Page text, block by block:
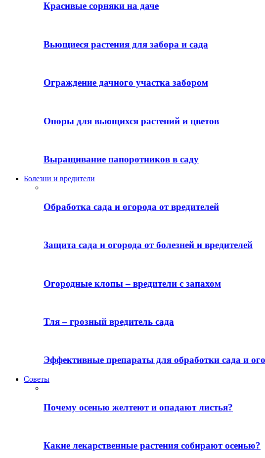
Красивые сорняки на даче
Вьющиеся растения для забора и сада
Ограждение дачного участка забором
Опоры для вьющихся растений и цветов
Выращивание папоротников в саду
Болезни и вредители
Обработка сада и огорода от вредителей
Защита сада и огорода от болезней и вредителей
Огородные клопы – вредители с запахом
Тля – грозный вредитель сада
Эффективные препараты для обработки сада и
Советы
Почему осенью желтеют и опадают листья?
Какие лекарственные растения собирают осенью?